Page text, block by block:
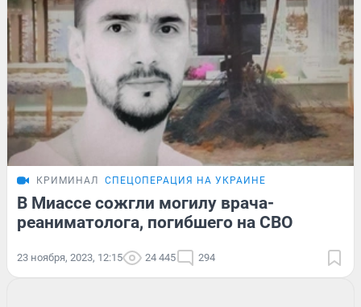
КРИМИНАЛ СПЕЦОПЕРАЦИЯ НА УКРАИНЕ
В Миассе сожгли могилу врача-
реаниматолога, погибшего на СВО
23 ноября, 2023, 12:15 24 445 294